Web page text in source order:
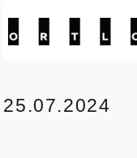
Kunstraum
25.07.2024